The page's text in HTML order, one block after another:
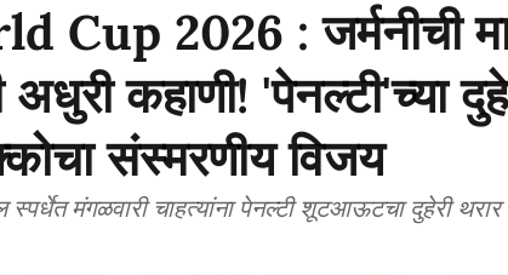
Cup 2026 : जर्मनीची
कहाणी! 'पेनल्टी'च्या
संस्मरणीय विजय
मंगळवारी चाहत्यांना पेनल्टी शूटआऊटचा दुहेरी थरार